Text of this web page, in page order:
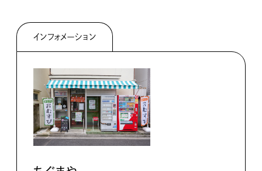
インフォメーション